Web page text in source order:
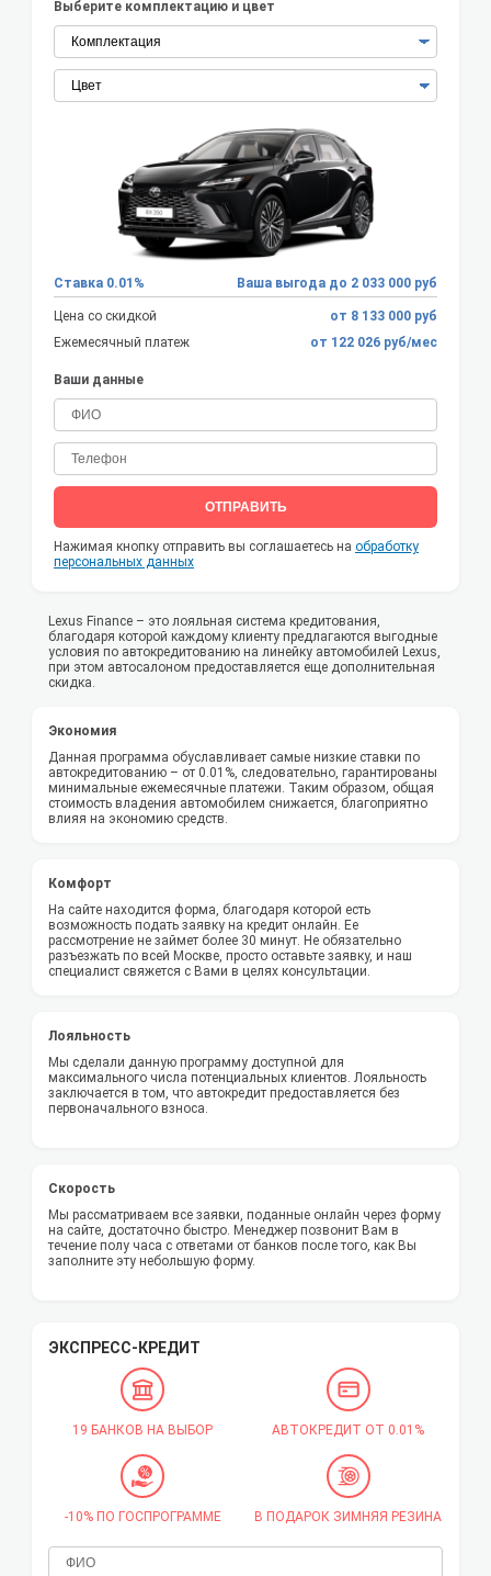
Выберите комплектацию и цвет
Ставка 0.01% Ваша выгода до 2 033 000 руб
Цена со скидкой
от 8 133 000 руб
Ежемесячный платеж
от 122 026 руб/мес
Ваши данные
ОТПРАВИТЬ
Нажимая кнопку отправить вы соглашаетесь на обработку
персональных данных
Lexus Finance – это лояльная система кредитования,
благодаря которой каждому клиенту предлагаются выгодные
условия по автокредитованию на линейку автомобилей Lexus,
при этом автосалоном предоставляется еще дополнительная
скидка.
Экономия
Данная программа обуславливает самые низкие ставки по
автокредитованию – от 0.01%, следовательно, гарантированы
минимальные ежемесячные платежи. Таким образом, общая
стоимость владения автомобилем снижается, благоприятно
влияя на экономию средств.
Комфорт
На сайте находится форма, благодаря которой есть
возможность подать заявку на кредит онлайн. Ее
рассмотрение не займет более 30 минут. Не обязательно
разъезжать по всей Москве, просто оставьте заявку, и наш
специалист свяжется с Вами в целях консультации.
Лояльность
Мы сделали данную программу доступной для
максимального числа потенциальных клиентов. Лояльность
заключается в том, что автокредит предоставляется без
первоначального взноса.
Скорость
Мы рассматриваем все заявки, поданные онлайн через форму
на сайте, достаточно быстро. Менеджер позвонит Вам в
течение полу часа с ответами от банков после того, как Вы
заполните эту небольшую форму.
ЭКСПРЕСС-КРЕДИТ
19 БАНКОВ НА ВЫБОР АВТОКРЕДИТ ОТ 0.01%
-10% ПО ГОСПРОГРАММЕ В ПОДАРОК ЗИМНЯЯ РЕЗИНА